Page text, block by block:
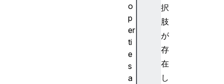
択
肢
が
存
在
し
o
p
er
ti
e
s
a